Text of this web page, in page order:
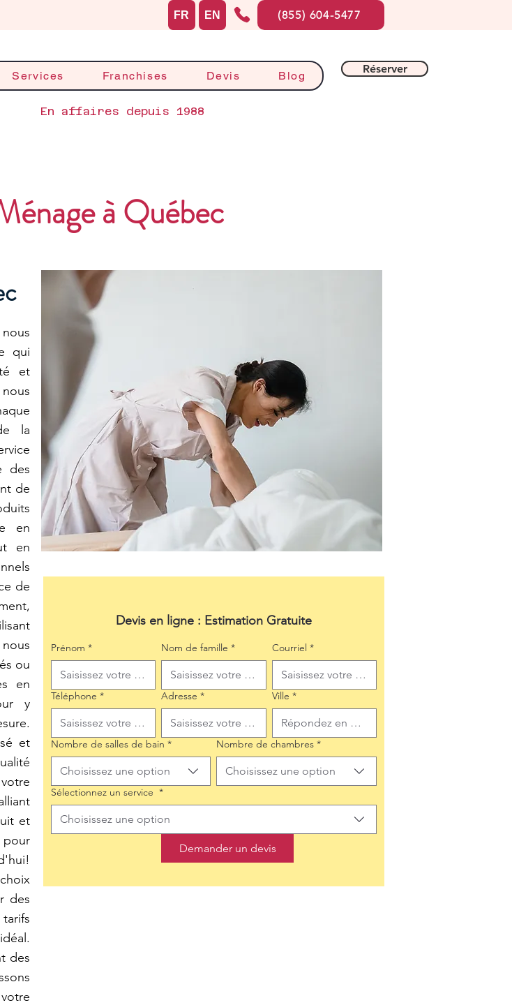
Services Franchises Devis Blog
Réserver
En affaires depuis 1988
FR EN (855) 604-5477
à Québec
qui
et
la
des
de
en
en
de
ou
en
y
et
et
des
des
Devis en ligne : Estimation Gratuite
Prénom * Nom de famille * Courriel *
Téléphone * Adresse * Ville *
Nombre de salles de bain *
Choisissez une option
Nombre de chambres *
Choisissez une option
Sélectionnez un service *
Choisissez une option
Demander un devis